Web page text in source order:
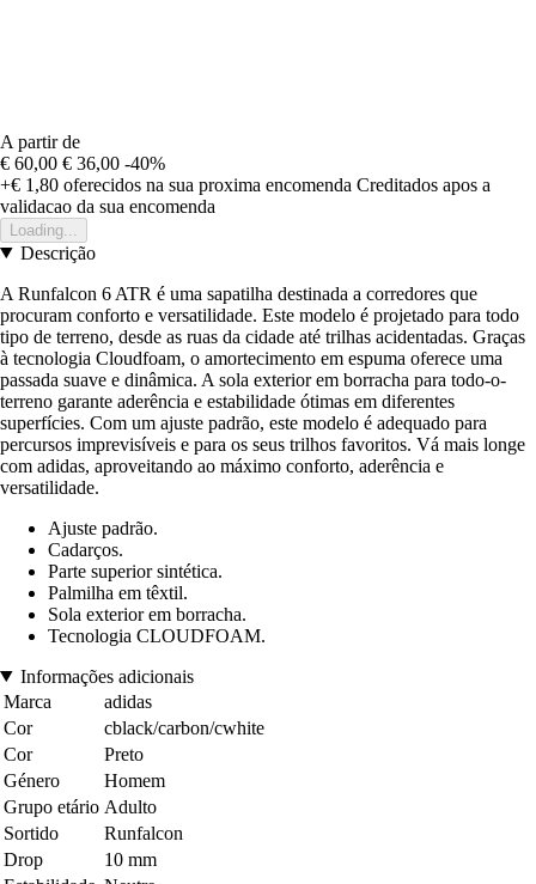
A partir de
€ 60,00 € 36,00 -40%
+€ 1,80 oferecidos na sua proxima encomenda Creditados apos a
validacao da sua encomenda
Loading...
Descrição
A Runfalcon 6 ATR é uma sapatilha destinada a corredores que
procuram conforto e versatilidade. Este modelo é projetado para todo
tipo de terreno, desde as ruas da cidade até trilhas acidentadas. Graças
à tecnologia Cloudfoam, o amortecimento em espuma oferece uma
passada suave e dinâmica. A sola exterior em borracha para todo-o-
terreno garante aderência e estabilidade ótimas em diferentes
superfícies. Com um ajuste padrão, este modelo é adequado para
percursos imprevisíveis e para os seus trilhos favoritos. Vá mais longe
com adidas, aproveitando ao máximo conforto, aderência e
versatilidade.
Ajuste padrão.
Cadarços.
Parte superior sintética.
Palmilha em têxtil.
Sola exterior em borracha.
Tecnologia CLOUDFOAM.
Informações adicionais
Marca
adidas
Cor
cblack/carbon/cwhite
Cor
Preto
Género
Homem
Grupo etário Adulto
Sortido
Runfalcon
Drop
10 mm